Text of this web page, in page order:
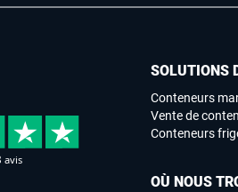
SOLUTIONS
Conteneurs
Vente de
Conteneurs
OÙ NOUS